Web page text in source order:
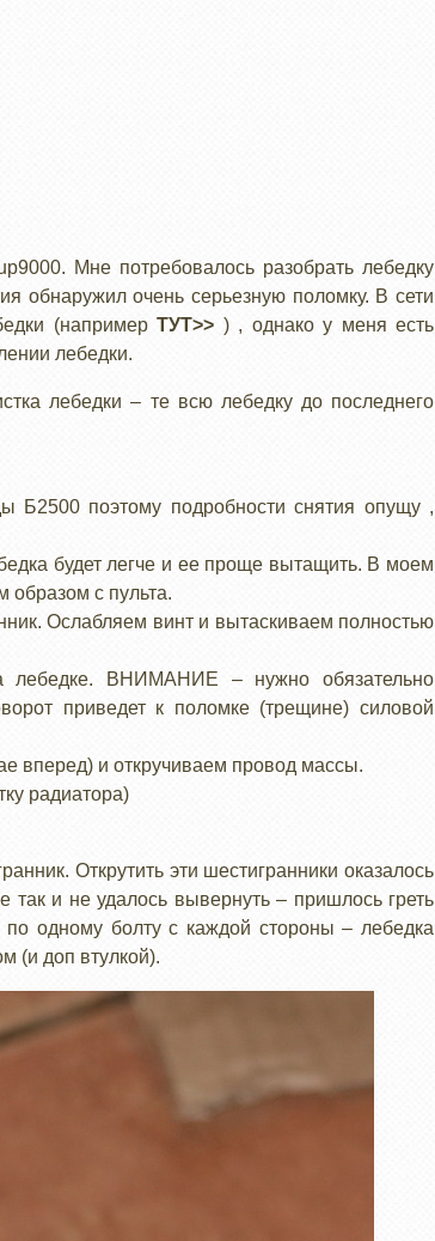
Мне потребовалось разобрать лебедку
обнаружил очень серьезную поломку. В сети
(например ТУТ>> ) , однако у меня есть
лебедки.
лебедки – те всю лебедку до последнего
Б2500 поэтому подробности снятия опущу ,
будет легче и ее проще вытащить. В моем
образом с пульта.
Ослабляем винт и вытаскиваем полностью
лебедке. ВНИМАНИЕ – нужно обязательно
приведет к поломке (трещине) силовой
вперед) и откручиваем провод массы.
радиатора)
Открутить эти шестигранники оказалось
и не удалось вывернуть – пришлось греть
по одному болту с каждой стороны – лебедка
(и доп втулкой).